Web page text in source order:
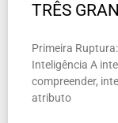
TRÊS
Primeira
Inteligência A
compreender,
atributo